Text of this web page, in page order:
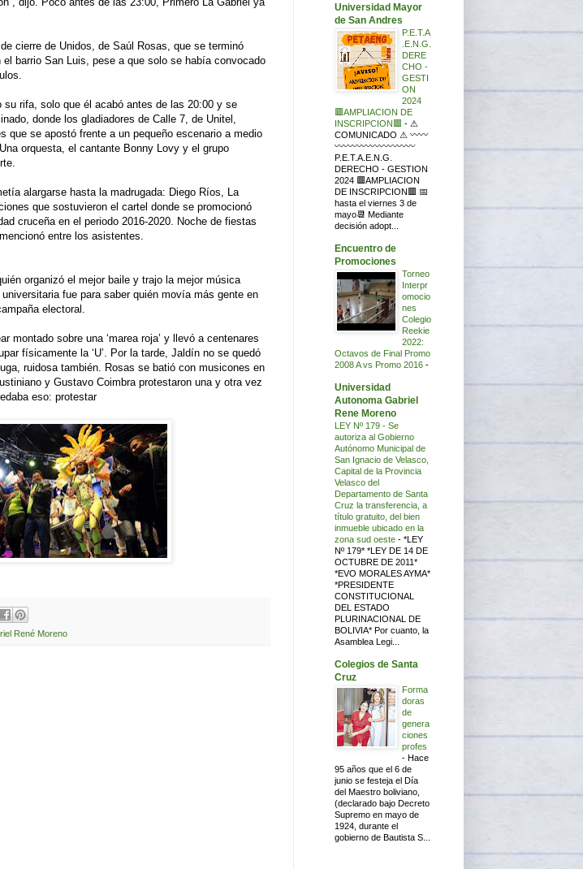
cierre de Unidos, de Saúl Rosas, que se terminó
barrio San Luis, pese a que solo se había convocado
su rifa, solo que él acabó antes de las 20:00 y se
donde los gladiadores de Calle 7, de Unitel,
que se apostó frente a un pequeño escenario a medio
orquesta, el cantante Bonny Lovy y el grupo
alargarse hasta la madrugada: Diego Ríos, La
que sostuvieron el cartel donde se promocionó
cruceña en el periodo 2016-2020. Noche de fiestas
entre los asistentes.
organizó el mejor baile y trajo la mejor música
fue para saber quién movía más gente en
electoral.
montado sobre una ‘marea roja’ y llevó a centenares
físicamente la ‘U’. Por la tarde, Jaldín no se quedó
ruidosa también. Rosas se batió con musicones en
y Gustavo Coimbra protestaron una y otra vez
eso: protestar
René Moreno
Universidad Mayor
de San Andres
P.E.T.A
.E.N.G.
DERE
CHO -
GESTI
ON
2024
🟥AMPLIACION DE
INSCRIPCION🟥 - ⚠
COMUNICADO ⚠ 〰〰
〰〰〰〰〰〰〰〰〰
P.E.T.A.E.N.G.
DERECHO - GESTION
2024 🟥AMPLIACION
DE INSCRIPCION🟥 📅
hasta el viernes 3 de
mayo📆 Mediante
decisión adopt...
Encuentro de
Promociones
Torneo
Interpr
omocio
nes
Colegio
Reekie
2022:
Octavos de Final Promo
2008 A vs Promo 2016 -
Universidad
Autonoma Gabriel
Rene Moreno
LEY Nº 179 - Se
autoriza al Gobierno
Autónomo Municipal de
San Ignacio de Velasco,
Capital de la Provincia
Velasco del
Departamento de Santa
Cruz la transferencia, a
título gratuito, del bien
inmueble ubicado en la
zona sud oeste - *LEY
Nº 179* *LEY DE 14 DE
OCTUBRE DE 2011*
*EVO MORALES AYMA*
*PRESIDENTE
CONSTITUCIONAL
DEL ESTADO
PLURINACIONAL DE
BOLIVIA* Por cuanto, la
Asamblea Legi...
Colegios de Santa
Cruz
Forma
doras
de
genera
ciones
profes
- Hace
95 años que el 6 de
junio se festeja el Día
del Maestro boliviano,
(declarado bajo Decreto
Supremo en mayo de
1924, durante el
gobierno de Bautista S...